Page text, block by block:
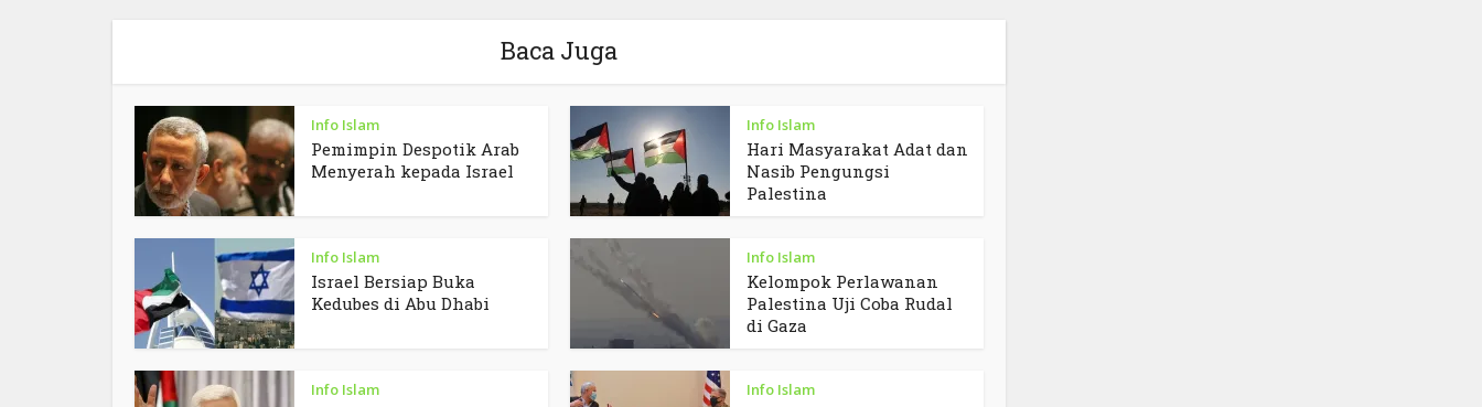
Baca Juga
Info Islam
Pemimpin Despotik Arab
Menyerah kepada Israel
Info Islam
Hari Masyarakat Adat dan
Nasib Pengungsi
Palestina
Info Islam
Israel Bersiap Buka
Kedubes di Abu Dhabi
Info Islam
Kelompok Perlawanan
Palestina Uji Coba Rudal
di Gaza
Info Islam Info Islam